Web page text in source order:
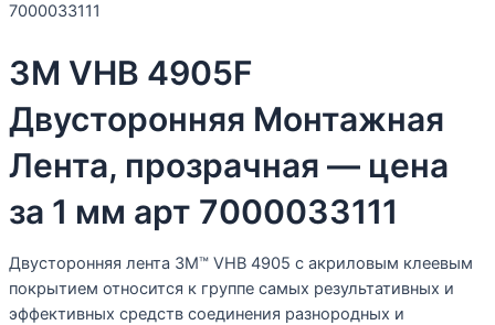
7000033111
3M VHB 4905F
Двусторонняя Монтажная
Лента, прозрачная — цена
за 1 мм арт 7000033111
Двусторонняя лента 3М™ VHB 4905 с акриловым клеевым
покрытием относится к группе самых результативных и
эффективных средств соединения разнородных и